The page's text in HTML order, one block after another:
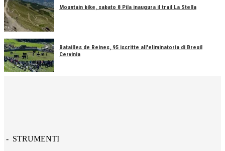
Mountain bike, sabato 8 Pila inaugura il trail La Stella
Batailles de Reines, 95 iscritte all'eliminatoria di Breuil
Cervinia
- STRUMENTI